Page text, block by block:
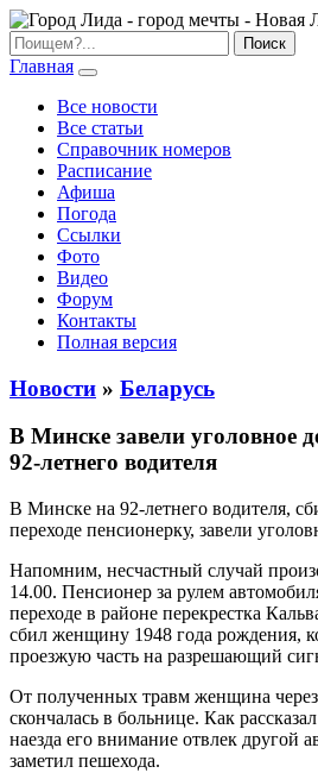
Главная
Все новости
Все статьи
Справочник номеров
Расписание
Афиша
Погода
Ссылки
Фото
Видео
Форум
Контакты
Полная версия
Новости » Беларусь
В Минске завели уголовное
92-летнего водителя
В Минске на 92-летнего водителя,
переходе пенсионерку, завели
Напомним, несчастный случай
14.00. Пенсионер за рулем
переходе в районе перекрестка
сбил женщину 1948 года рождения,
проезжую часть на разрешающий
От полученных травм женщина через
скончалась в больнице. Как
наезда его внимание отвлек другой
заметил пешехода.